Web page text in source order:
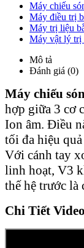
Máy chiếu
Máy điều trị
Máy trị liệu
Máy vật lý trị
Mô tả
Đánh giá (0)
Máy chiếu
hợp giữa 3 cơ
Ion âm. Điều
tối đa hiệu
Với cánh tay
linh hoạt, V3
thế hệ trước
Chi Tiết